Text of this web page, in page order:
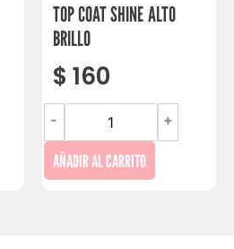
TOP COAT SHINE ALTO
BRILLO
$ 160
- +
AÑADIR AL CARRITO